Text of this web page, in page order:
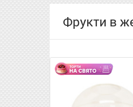
Фрукти в